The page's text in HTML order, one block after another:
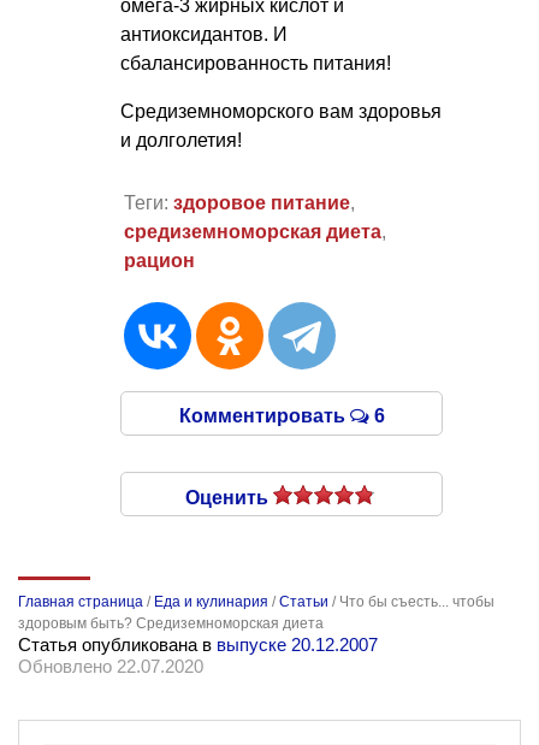
омега-3 жирных кислот и
антиоксидантов. И
сбалансированность питания!
Средиземноморского вам здоровья
и долголетия!
Теги: здоровое питание,
средиземноморская диета,
рацион
Комментировать 6
Оценить
Главная страница / Еда и кулинария /Статьи / Что бы съесть... чтобы
здоровым быть? Средиземноморская диета
Статья опубликована в выпуске 20.12.2007
Обновлено 22.07.2020